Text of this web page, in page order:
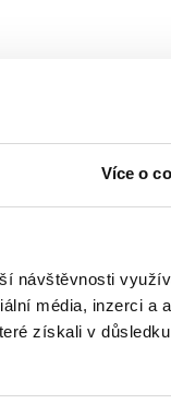
Více o
návštěvnosti
média, inzerci a
získali v